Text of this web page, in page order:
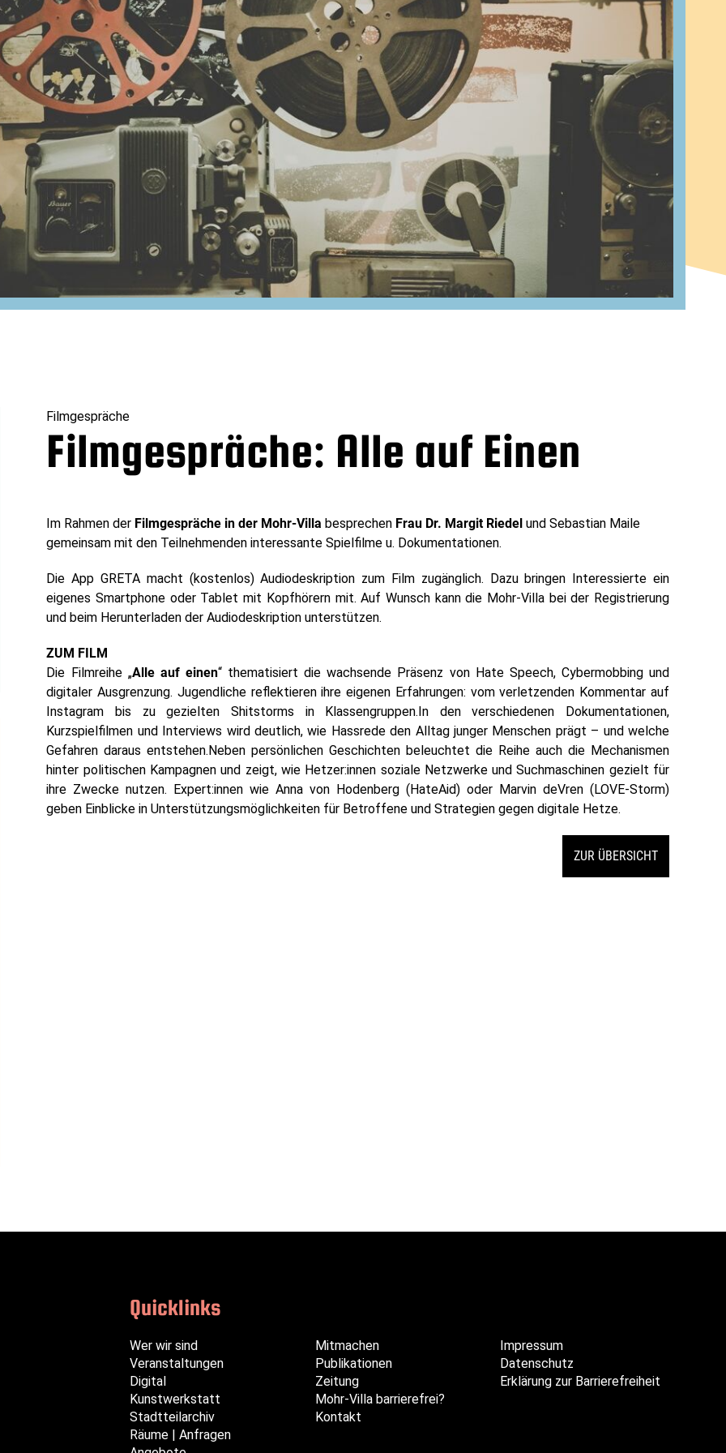
Filmgespräche
Filmgespräche: Alle auf Einen
Im Rahmen der Filmgespräche in der Mohr-Villa besprechen Frau Dr. Margit Riedel und Sebastian Maile
gemeinsam mit den Teilnehmenden interessante Spielfilme u. Dokumentationen.
Die App GRETA macht (kostenlos) Audiodeskription zum Film zugänglich. Dazu bringen Interessierte ein
eigenes Smartphone oder Tablet mit Kopfhörern mit. Auf Wunsch kann die Mohr-Villa bei der Registrierung
und beim Herunterladen der Audiodeskription unterstützen.
ZUM FILM
Die Filmreihe „Alle auf einen“ thematisiert die wachsende Präsenz von Hate Speech, Cybermobbing und
digitaler Ausgrenzung. Jugendliche reflektieren ihre eigenen Erfahrungen: vom verletzenden Kommentar auf
Instagram bis zu gezielten Shitstorms in Klassengruppen.In den verschiedenen Dokumentationen,
Kurzspielfilmen und Interviews wird deutlich, wie Hassrede den Alltag junger Menschen prägt – und welche
Gefahren daraus entstehen.Neben persönlichen Geschichten beleuchtet die Reihe auch die Mechanismen
hinter politischen Kampagnen und zeigt, wie Hetzer:innen soziale Netzwerke und Suchmaschinen gezielt für
ihre Zwecke nutzen. Expert:innen wie Anna von Hodenberg (HateAid) oder Marvin deVren (LOVE-Storm)
geben Einblicke in Unterstützungsmöglichkeiten für Betroffene und Strategien gegen digitale Hetze.
ZUR ÜBERSICHT
Quicklinks
Navigation
überspringen
Wer wir sind
Veranstaltungen
Digital
Kunstwerkstatt
Stadtteilarchiv
Räume | Anfragen
Navigation
überspringen
Mitmachen
Publikationen
Zeitung
Mohr-Villa barrierefrei?
Kontakt
Navigation
überspringen
Impressum
Datenschutz
Erklärung zur Barrierefreiheit